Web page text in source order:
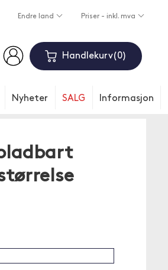
Endre land Priser - inkl. mva
Handlekurv 0
Nyheter SALG Informasjon